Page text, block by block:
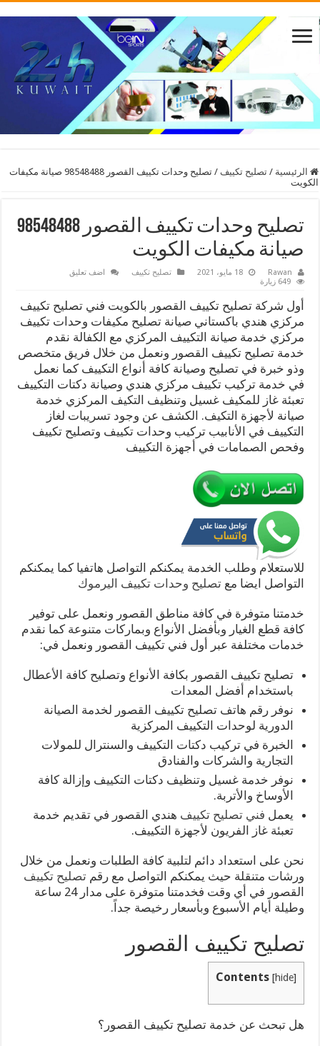
الرئيسية / تصليح تكييف /
تصليح وحدات تكييف القصور 98548488 صيانة مكيفات
الكويت
تصليح وحدات تكييف القصور 98548488
صيانة مكيفات الكويت
Rawan 18 مايو، 2021 تصليح تكييف
اضف تعليق
649 زيارة
أول شركة تصليح تكييف القصور بالكويت فني تصليح تكييف
مركزي هندي باكستاني صيانة تصليح مكيفات وحدات تكييف
مركزي خدمة صيانة التكييف المركزي مع الكفالة نقدم
خدمة تصليح تكييف القصور ونعمل من خلال فريق متخصص
وذو خبرة في تصليح وصيانة كافة أنواع التكييف كما نعمل
في خدمة تركيب تكييف مركزي هندي وصيانة دكتات التكييف
تعبئة غاز للمكيف غسيل وتنظيف التكيف المركزي خدمة
صيانة لأجهزة التكيف. الكشف عن وجود تسريبات لغاز
التكييف في الأنابيب تركيب وحدات تكييف وتصليح تكييف
وفحص الصمامات في أجهزة التكييف
للاستعلام وطلب الخدمة يمكنكم التواصل هاتفيا كما يمكنكم
التواصل ايضا معتصليح وحدات تكييف اليرموك
خدمتنا متوفرة في كافة مناطق القصور ونعمل على توفير
كافة قطع الغيار وبأفضل الأنواع وبماركات متنوعة كما نقدم
خدمات مختلفة عبر أول فني تكييف القصور ونعمل في:
تصليح تكييف القصور بكافة الأنواع وتصليح كافة الأعطال
باستخدام أفضل المعدات
نوفر رقم هاتف تصليح تكييف القصور لخدمة الصيانة
الدورية لوحدات التكييف المركزية
الخبرة في تركيب دكتات التكييف والسنترال للمولات
التجارية والشركات والفنادق
نوفر خدمة غسيل وتنظيف دكتات التكييف وإزالة كافة
الأوساخ والأتربة.
يعمل فني تصليح تكييف هندي القصور في تقديم خدمة
تعبئة غاز الفريون لأجهزة التكييف.
نحن على استعداد دائم لتلبية كافة الطلبات ونعمل من خلال
ورشات متنقلة حيث يمكنكم التواصل مع رقمتصليح تكييف
القصور في أي وقت فخدمتنا متوفرة على مدار 24 ساعة
وطيلة أيام الأسبوع وبأسعار رخيصة جداً.
تصليح تكييف القصور
Contents [hide]
هل تبحث عن خدمة تصليح تكييف القصور؟